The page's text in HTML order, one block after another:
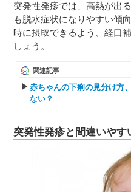
突発性発疹では、高熱が出
も脱水症状になりやすい傾
時に摂取できるよう、経口
しょう。
関連記事
赤ちゃんの下痢の見分け方
ない？
突発性発疹と間違いやす